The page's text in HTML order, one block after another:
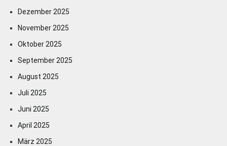
Dezember 2025
November 2025
Oktober 2025
September 2025
August 2025
Juli 2025
Juni 2025
April 2025
März 2025